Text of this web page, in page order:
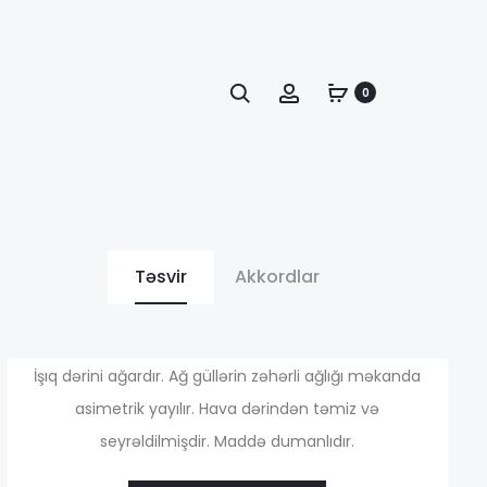
Axtarış Account0
Təsvir Akkordlar
İşıq dərini ağardır. Ağ güllərin zəhərli ağlığı məkanda
asimetrik yayılır. Hava dərindən təmiz və
seyrəldilmişdir. Maddə dumanlıdır.